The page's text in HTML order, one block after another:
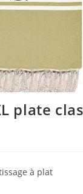
plate
à plat